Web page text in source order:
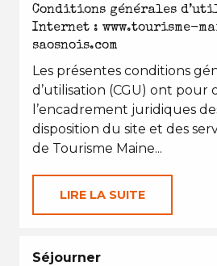
Conditions générales
Internet : www.tourisme-
saosnois.com
Les présentes conditions
d’utilisation (CGU) ont pour
l’encadrement juridiques
disposition du site et des
de Tourisme Maine...
LIRE LA SUITE
Séjourner